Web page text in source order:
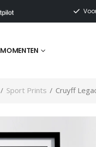
MOMENTEN
/ Sport Prints / Cruyff